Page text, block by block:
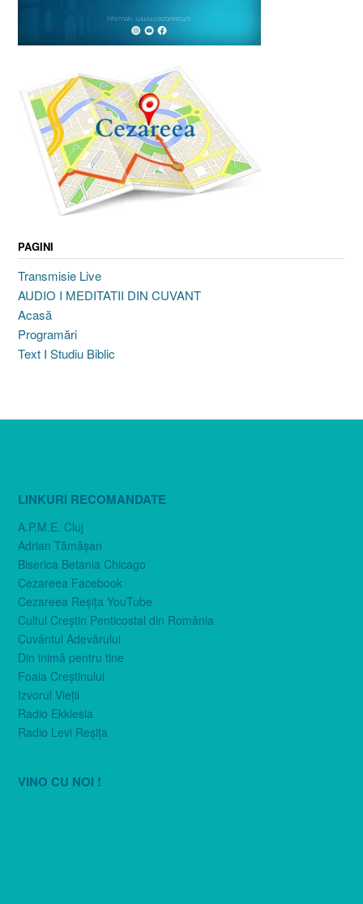
PAGINI
Transmisie Live
AUDIO I MEDITATII DIN CUVANT
Acasă
Programări
Text I Studiu Biblic
LINKURI RECOMANDATE
A.P.M.E. Cluj
Adrian Tămăşan
Biserica Betania Chicago
Cezareea Facebook
Cezareea Reşiţa YouTube
Cultul Creştin Penticostal din România
Cuvântul Adevărului
Din inimă pentru tine
Foaia Creştinului
Izvorul Vieţii
Radio Ekklesia
Radio Levi Reşiţa
VINO CU NOI !